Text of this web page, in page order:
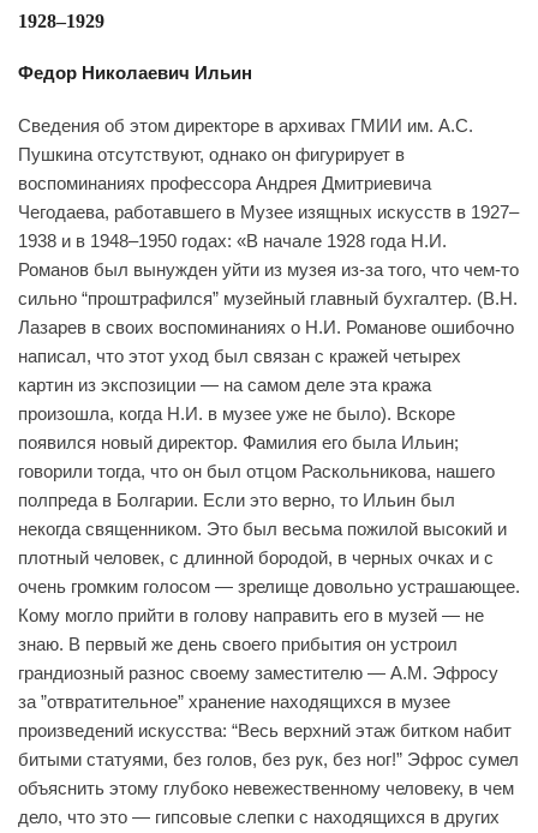
1928–1929
Федор Николаевич Ильин
Сведения об этом директоре в архивах ГМИИ им. А.С.
Пушкина отсутствуют, однако он фигурирует в
воспоминаниях профессора Андрея Дмитриевича
Чегодаева, работавшего в Музее изящных искусств в 1927–
1938 и в 1948–1950 годах: «В начале 1928 года Н.И.
Романов был вынужден уйти из музея из-за того, что чем-то
сильно “проштрафился” музейный главный бухгалтер. (В.Н.
Лазарев в своих воспоминаниях о Н.И. Романове ошибочно
написал, что этот уход был связан с кражей четырех
картин из экспозиции — на самом деле эта кража
произошла, когда Н.И. в музее уже не было). Вскоре
появился новый директор. Фамилия его была Ильин;
говорили тогда, что он был отцом Раскольникова, нашего
полпреда в Болгарии. Если это верно, то Ильин был
некогда священником. Это был весьма пожилой высокий и
плотный человек, с длинной бородой, в черных очках и с
очень громким голосом — зрелище довольно устрашающее.
Кому могло прийти в голову направить его в музей — не
знаю. В первый же день своего прибытия он устроил
грандиозный разнос своему заместителю — А.М. Эфросу
за ”отвратительное” хранение находящихся в музее
произведений искусства: “Весь верхний этаж битком набит
битыми статуями, без голов, без рук, без ног!” Эфрос сумел
объяснить этому глубоко невежественному человеку, в чем
дело, что это — гипсовые слепки с находящихся в других